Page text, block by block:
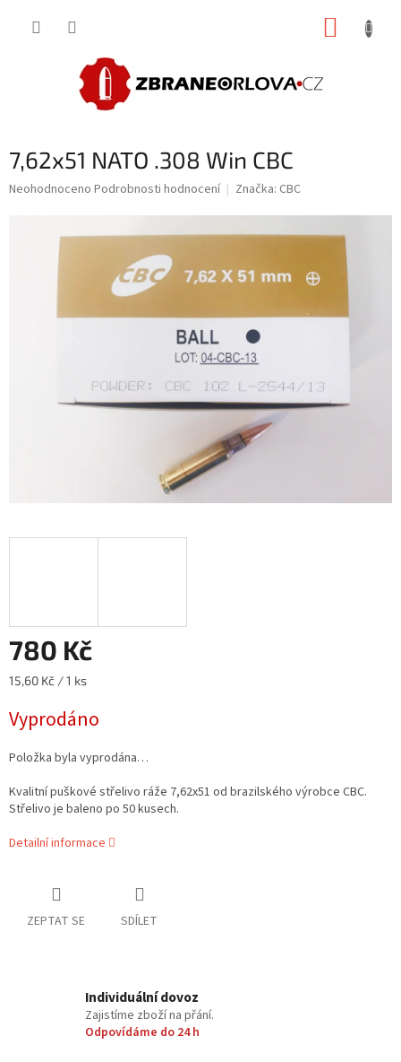
7,62x51 NATO .308 Win CBC
Průměrné
Neohodnoceno Podrobnosti hodnocení Značka: CBC
780 Kč
Měrná
15,60 Kč / 1 ks
Vyprodáno
Položka byla vyprodána…
Kvalitní puškové střelivo ráže 7,62x51 od brazilského výrobce CBC.
Střelivo je baleno po 50 kusech.
Detailní informace
ZEPTAT SE SDÍLET
Individuální dovoz
Zajistíme zboží na přání.
Odpovídáme do 24 h